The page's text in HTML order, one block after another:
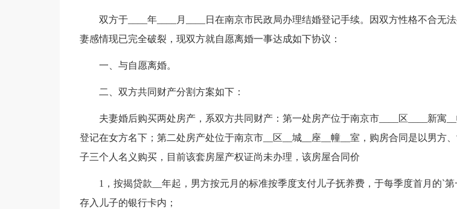
双方于____年____月____日在南京市民政局办理结婚登记手续。因双方性格不合无
妻感情现已完全破裂，现双方就自愿离婚一事达成如下协议：
一、与自愿离婚。
二、双方共同财产分割方案如下：
夫妻婚后购买两处房产，系双方共同财产：第一处房产位于南京市____区____新寓
登记在女方名下；第二处房产处位于南京市__区__城__座__幢__室，购房合同是以男方
子三个人名义购买，目前该套房屋产权证尚未办理，该房屋合同价
1，按揭贷款__年起，男方按元月的标准按季度支付儿子抚养费，于每季度首月的`
存入儿子的银行卡内；